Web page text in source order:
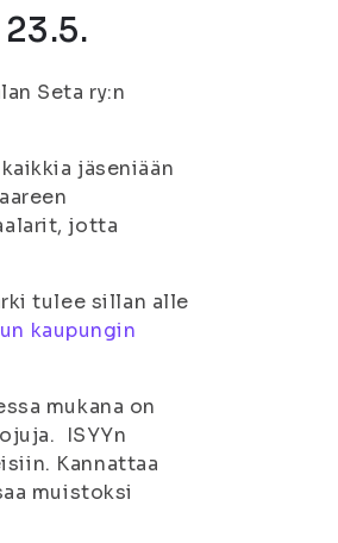
Seta ry:n
jäseniään
jotta
tulee sillan alle
kaupungin
mukana on
ISYYn
Kannattaa
muistoksi